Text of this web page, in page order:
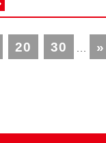
20 30 »